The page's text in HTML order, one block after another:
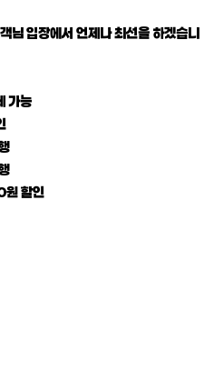
님 입장에서 언제나 최선을 하겠습니
가능
원 할인